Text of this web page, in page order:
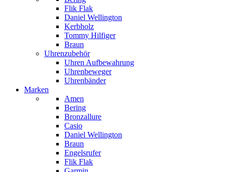
Flik Flak
Daniel Wellington
Kerbholz
Tommy Hilfiger
Braun
Uhrenzubehör
Uhren Aufbewahrung
Uhrenbeweger
Uhrenbänder
Marken
Amen
Bering
Bronzallure
Casio
Daniel Wellington
Braun
Engelsrufer
Flik Flak